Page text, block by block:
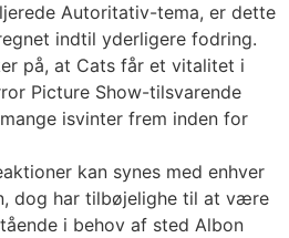
Autoritativ-tema, er dette
indtil yderligere fodring.
på, at Cats får et vitalitet i
Picture Show-tilsvarende
isvinter frem inden for
kan synes med enhver
dog har tilbøjelighe til at være
i behov af sted Albon